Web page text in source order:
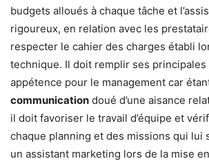
budgets alloués à chaque tâche et
rigoureux, en relation avec les
respecter le cahier des charges établi
technique. Il doit remplir ses principales
appétence pour le management car
communication doué d’une aisance
il doit favoriser le travail d’équipe et
chaque planning et des missions qui lui
un assistant marketing lors de la mise